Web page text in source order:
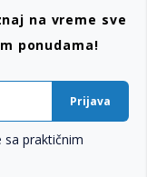
na vreme sve
ponudama!
Prijava
sa praktičnim